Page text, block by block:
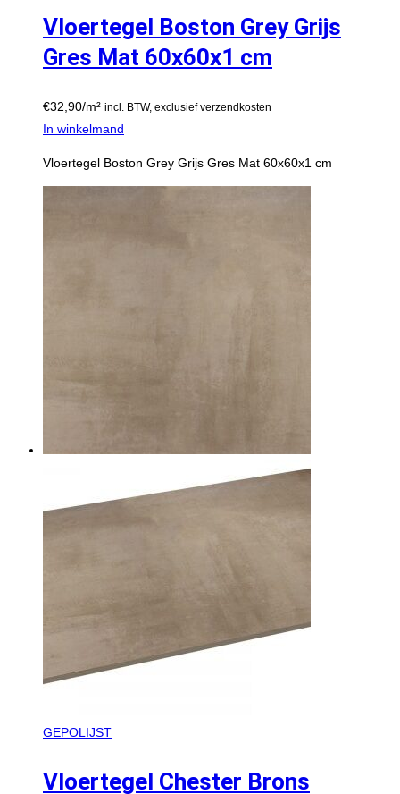
Vloertegel Boston Grey Grijs
Gres Mat 60x60x1 cm
€32,90/m² incl. BTW, exclusief verzendkosten
In winkelmand
Vloertegel Boston Grey Grijs Gres Mat 60x60x1 cm
GEPOLIJST
Vloertegel Chester Brons